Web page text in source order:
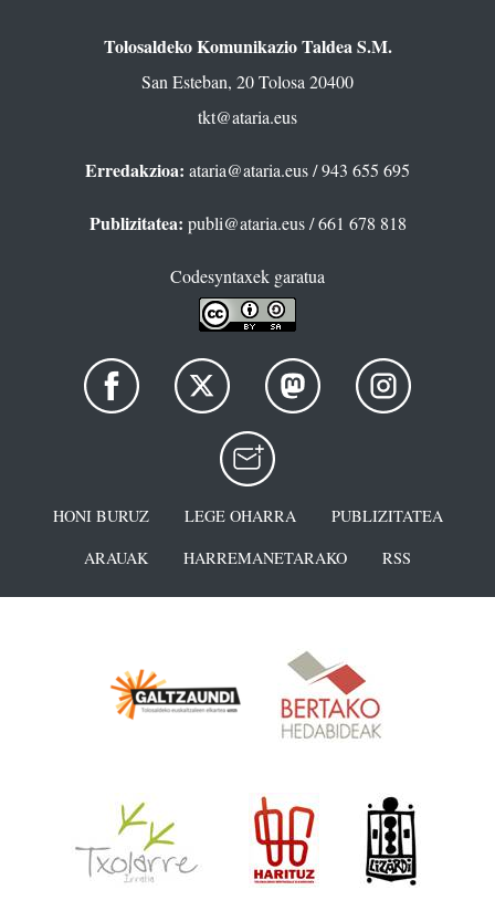
Tolosaldeko Komunikazio Taldea S.M.
San Esteban, 20 Tolosa 20400
tkt@ataria.eus
Erredakzioa: ataria@ataria.eus/ 943 655 695
Publizitatea: publi@ataria.eus/ 661 678 818
Codesyntaxek garatua
HONI BURUZ LEGE OHARRA
PUBLIZITATEA
ARAUAK
HARREMANETARAKO RSS